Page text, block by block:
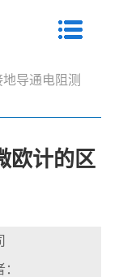
地导通电阻测
欧计的区